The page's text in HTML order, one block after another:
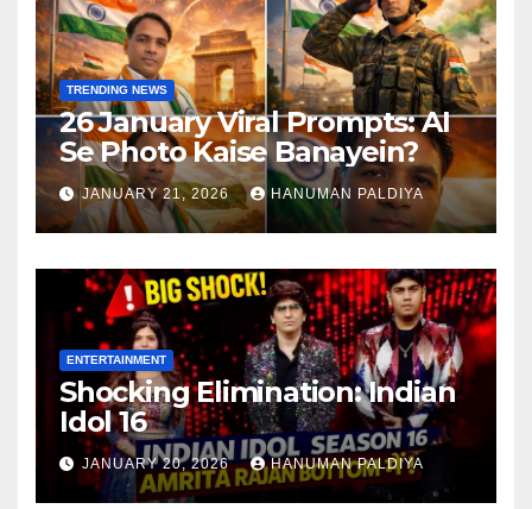
TRENDING NEWS
26 January Viral Prompts: AI
Se Photo Kaise Banayein?
JANUARY 21, 2026 HANUMAN PALDIYA
ENTERTAINMENT
Shocking Elimination: Indian
Idol 16
JANUARY 20, 2026 HANUMAN PALDIYA